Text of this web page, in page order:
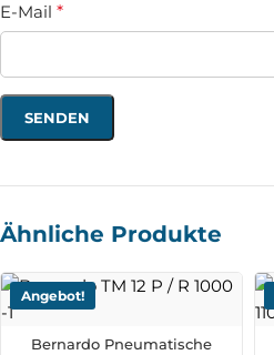
E-Mail *
Ähnliche Produkte
Angebot!
Bernardo Pneumatische